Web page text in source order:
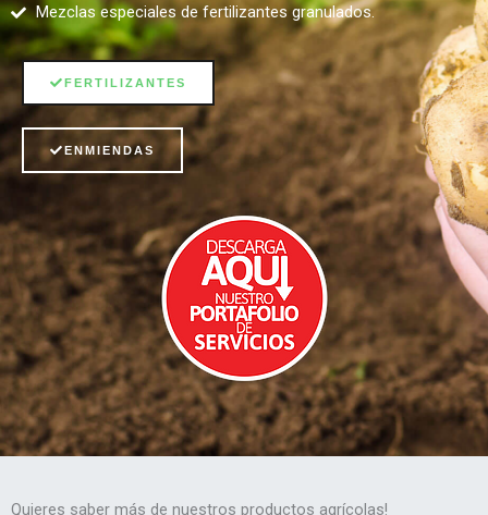
Mezclas especiales de fertilizantes granulados.
FERTILIZANTES
ENMIENDAS
Quieres saber más de nuestros productos agrícolas!